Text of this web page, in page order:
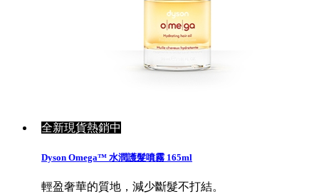
全新現貨熱銷中
Dyson Omega™ 水潤護髮噴霧 165ml
輕盈奢華的質地，減少斷髮不打結。